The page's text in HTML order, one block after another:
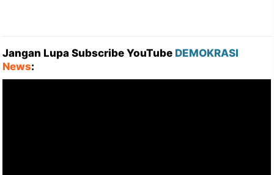
Jangan Lupa Subscribe YouTube DEMOKRASI
News: